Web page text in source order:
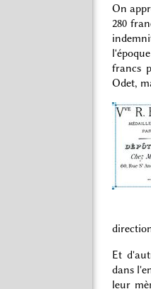
On
280
francs
Odet,
Et
dans
leur